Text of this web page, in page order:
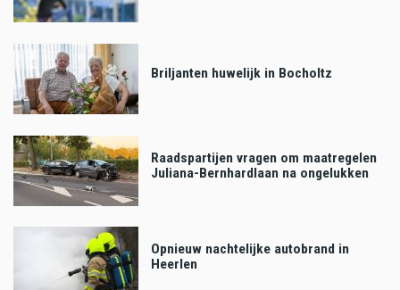
Briljanten huwelijk in Bocholtz
Raadspartijen vragen om maatregelen
Juliana-Bernhardlaan na ongelukken
Opnieuw nachtelijke autobrand in
Heerlen